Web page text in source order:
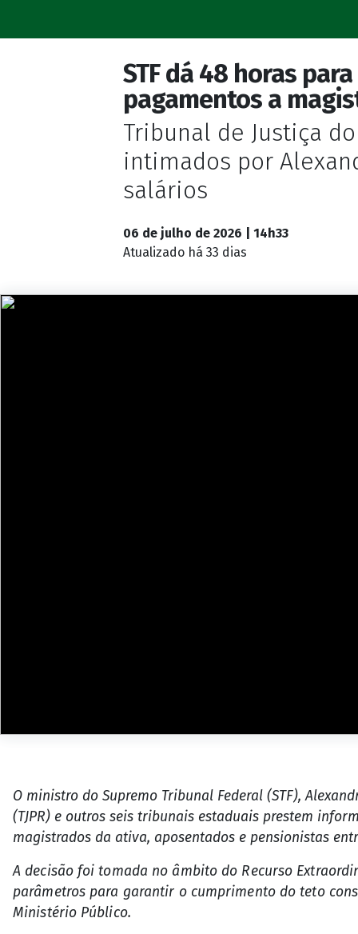
STF dá 48 horas
pagamentos a
Tribunal de Justiça
intimados por
salários
06 de julho de 2026 | 14h33
Atualizado há 33 dias
O ministro do Supremo Tribunal Federal (STF),
(TJPR) e outros seis tribunais estaduais prestem
magistrados da ativa, aposentados e pensionistas
A decisão foi tomada no âmbito do Recurso
parâmetros para garantir o cumprimento do teto
Ministério Público.